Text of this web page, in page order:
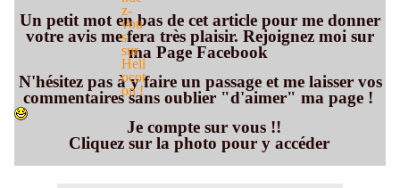
Un petit mot en bas de cet article pour me donner
votre avis me fera très plaisir. Rejoignez moi sur
ma Page Facebook
N'hésitez pas à y faire un passage et me laisser vos
commentaires sans oublier "d'aimer" ma page !
Je compte sur vous !!
Cliquez sur la photo pour y accéder